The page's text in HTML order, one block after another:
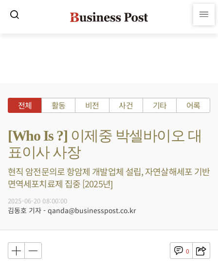
전체 활동 비전 사건 기타 어록
[Who Is ?] 이제중 박셀바이오 대
표이사 사장
현직 암전문의로 항암제 개발업체 설립, 자연살해세포 기반
면역세포치료제 집중 [2025년]
2025-06-20 08:00:00
김동호 기자 - qanda@businesspost.co.kr
0